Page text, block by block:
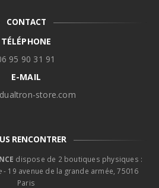
CONTACT
TÉLÉPHONE
95 90 31 91
E-MAIL
store.com
RENCONTRER
dispose de 2 boutiques physiques :
- 19 avenue de la grande armée, 75016
Paris